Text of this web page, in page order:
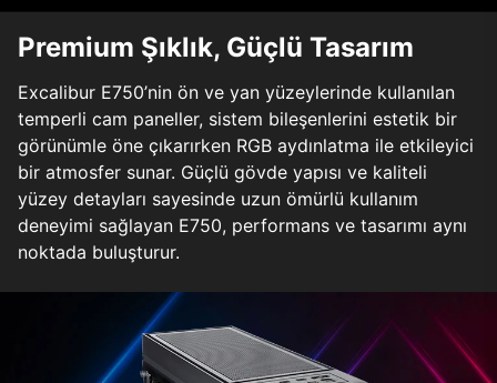
Premium Şıklık, Güçlü Tasarım
Excalibur E750’nin ön ve yan yüzeylerinde kullanılan
temperli cam paneller, sistem bileşenlerini estetik bir
görünümle öne çıkarırken RGB aydınlatma ile etkileyici
bir atmosfer sunar. Güçlü gövde yapısı ve kaliteli
yüzey detayları sayesinde uzun ömürlü kullanım
deneyimi sağlayan E750, performans ve tasarımı aynı
noktada buluşturur.